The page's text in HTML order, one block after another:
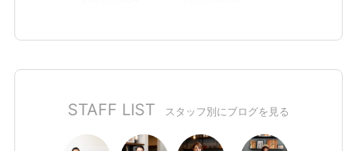
STAFF LIST スタッフ別にブログを見る